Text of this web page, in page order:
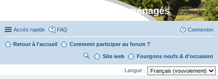
Stylevan - Vans aménagés
Accès rapide FAQ Connexion
Retour à l'accueil Comment participer au forum ?
Fourgons neufs & d'occasion
Site web
R
Langue :